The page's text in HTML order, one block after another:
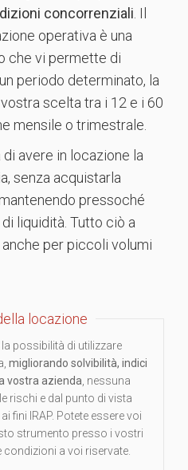
concorrenziali . Il
operativa è una
che vi permette di
periodo determinato, la
scelta tra i 12 e i 60
mensile o trimestrale.
avere in locazione la
senza acquistarla
pressoché
liquidità. Tutto ciò a
per piccoli volumi
locazione
possibilità di utilizzare
migliorando solvibilità, indici
vostra azienda , nessuna
rischi e dal punto di vista
fini IRAP. Potete essere voi
strumento presso i vostri
a voi riservate.